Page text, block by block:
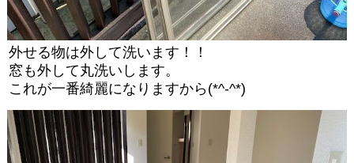
外せる物は外して洗います！！
窓も外して丸洗いします。
これが一番綺麗になりますから(*^-^*)